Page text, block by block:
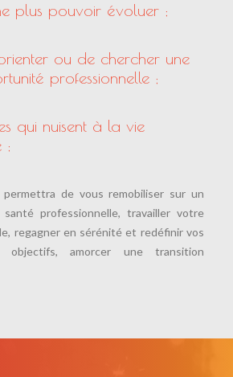
plus pouvoir évoluer ;
ou de chercher une
professionnelle ;
qui nuisent à la vie
;
permettra de vous remobiliser sur un
professionnelle, travailler votre
regagner en sérénité et redéfinir vos
amorcer une transition